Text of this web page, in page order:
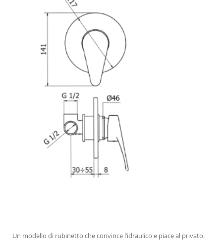
Un modello di rubinetto che convince l’idraulico e piace al privato.